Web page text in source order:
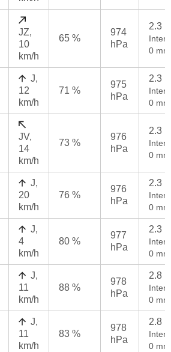
JZ,
10
km/h
65 %
974
hPa
2.3
0
J,
12
km/h
71 %
975
hPa
2.3
0
JV,
14
km/h
73 %
976
hPa
2.3
0
J,
20
km/h
76 %
976
hPa
2.3
0
J,
4
km/h
80 %
977
hPa
2.3
0
J,
11
km/h
88 %
978
hPa
2.8
0
J,
11
km/h
83 %
978
hPa
2.8
0